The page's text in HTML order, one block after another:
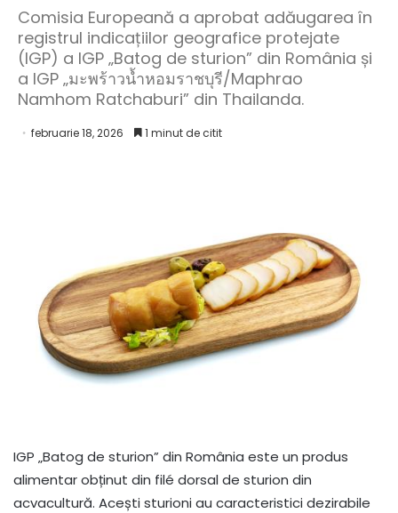
Comisia Europeană a aprobat adăugarea în
registrul indicațiilor geografice protejate
(IGP) a IGP „Batog de sturion” din România și
a IGP „มะพร้าวน้ำหอมราชบุรี/Maphrao
Namhom Ratchaburi” din Thailanda.
februarie 18, 2026 1 minut de citit
IGP „Batog de sturion” din România este un produs
alimentar obținut din filé dorsal de sturion din
acvacultură. Acești sturioni au caracteristici dezirabile